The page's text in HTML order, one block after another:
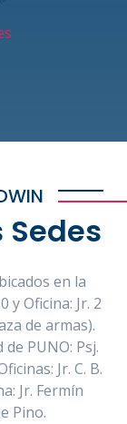
en la
y Oficina: Jr. 2
de armas).
PUNO: Psj.
Jr. C. B.
Jr. Fermín
Pino.